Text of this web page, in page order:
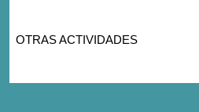
OTRAS ACTIVIDADES